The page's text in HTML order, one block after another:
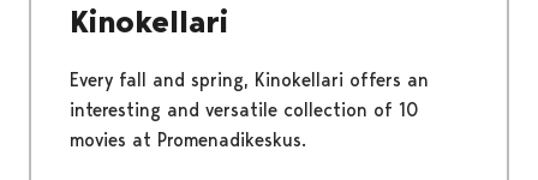
Kinokellari
Every fall and spring, Kinokellari offers an
interesting and versatile collection of 10
movies at Promenadikeskus.